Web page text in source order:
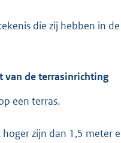
die zij hebben in
van de terrasinrichting
een terras.
zijn dan 1,5 meter